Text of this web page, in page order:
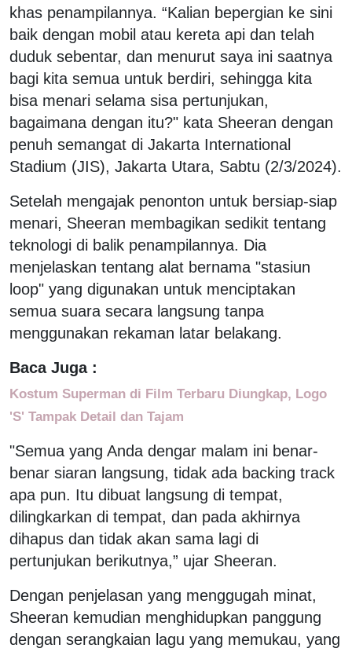
khas penampilannya. “Kalian bepergian ke sini
baik dengan mobil atau kereta api dan telah
duduk sebentar, dan menurut saya ini saatnya
bagi kita semua untuk berdiri, sehingga kita
bisa menari selama sisa pertunjukan,
bagaimana dengan itu?" kata Sheeran dengan
penuh semangat di Jakarta International
Stadium (JIS), Jakarta Utara, Sabtu (2/3/2024).
Setelah mengajak penonton untuk bersiap-siap
menari, Sheeran membagikan sedikit tentang
teknologi di balik penampilannya. Dia
menjelaskan tentang alat bernama "stasiun
loop" yang digunakan untuk menciptakan
semua suara secara langsung tanpa
menggunakan rekaman latar belakang.
Baca Juga :
Kostum Superman di Film Terbaru Diungkap, Logo
'S' Tampak Detail dan Tajam
"Semua yang Anda dengar malam ini benar-
benar siaran langsung, tidak ada backing track
apa pun. Itu dibuat langsung di tempat,
dilingkarkan di tempat, dan pada akhirnya
dihapus dan tidak akan sama lagi di
pertunjukan berikutnya,” ujar Sheeran.
Dengan penjelasan yang menggugah minat,
Sheeran kemudian menghidupkan panggung
dengan serangkaian lagu yang memukau, yang